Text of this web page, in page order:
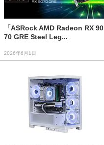
「ASRock AMD Radeon RX 90
70 GRE Steel Leg...
2026年6月1日